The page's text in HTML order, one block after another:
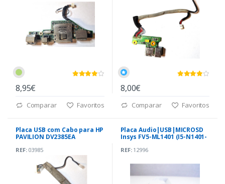
8,95€
Comparar Favoritos
8,00€
Comparar Favoritos
Placa USB com Cabo para HP
PAVILION DV2385EA
REF:03985
Placa Audio|USB|MICROSD
Insys FV5-ML1401 (I5-N1401-
REF:12996